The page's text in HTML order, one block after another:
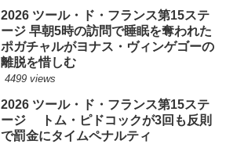
2026 ツール・ド・フランス第15ステ
ージ 早朝5時の訪問で睡眠を奪われた
ポガチャルがヨナス・ヴィンゲゴーの
離脱を惜しむ
4499 views
2026 ツール・ド・フランス第15ステ
ージ トム・ピドコックが3回も反則
で罰金にタイムペナルティ